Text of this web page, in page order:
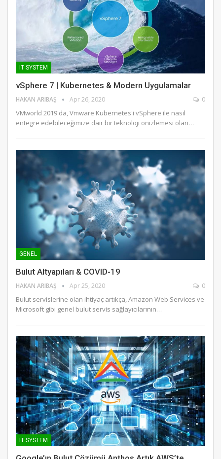
IT SYSTEM
vSphere 7 | Kubernetes & Modern Uygulamalar
HAKAN ARIBAŞ Apr 26, 2020 0
VMworld 2019'da, Vmware Kubernetes'i vSphere ile nasıl
entegre edebileceğimize dair bir teknoloji önizlemesi olan…
GENEL
Bulut Altyapıları & COVID-19
HAKAN ARIBAŞ Apr 25, 2020 0
Bulut servislerine olan ihtiyaç artıkça, Amazon Web Services ve
Microsoft gibi genel bulut servis sağlayıcılarının…
IT SYSTEM